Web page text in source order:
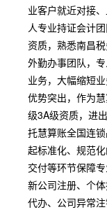
业客户就近对接
人专业持证会计
资质，熟悉南昌
外勤办事团队，
业务，大幅缩短
优势突出，作为
级3A级资质，进
托慧算账全国连
起标准化、规范
交付等环节保障
新公司注册、个
代办、公司异常